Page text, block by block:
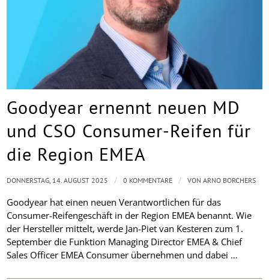
Goodyear ernennt neuen MD
und CSO Consumer-Reifen für
die Region EMEA
Goodyear hat einen neuen Verantwortlichen für das
Consumer-Reifengeschäft in der Region EMEA benannt. Wie
der Hersteller mittelt, werde Jan-Piet van Kesteren zum 1.
September die Funktion Managing Director EMEA & Chief
Sales Officer EMEA Consumer übernehmen und dabei …
DONNERSTAG, 14. AUGUST 2025 / 0 KOMMENTARE / VONARNO BORCHERS